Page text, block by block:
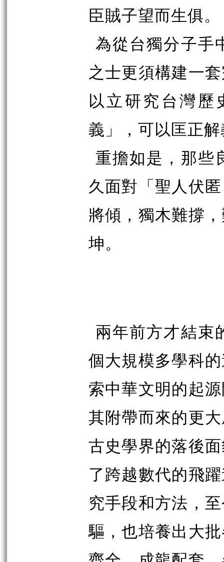
臣賊子望而生俱。
為從台獨分子手
之士更須構建一
以立研究台灣歷
義」，可以匡正
重擔如是，那些
久面對「聖人伏
將傾，獨木難撐
坤。
兩年前方才結束
個大規模多學科
索中華文明的起
其附帶而來的更
古史學界的落後
了跨越數代的飛
究手段和方法，
驅，也培養出大